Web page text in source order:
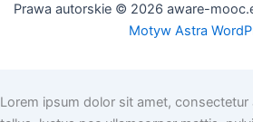
Prawa autorskie © 2026 aware-
Motyw Astra
Lorem ipsum dolor sit amet,